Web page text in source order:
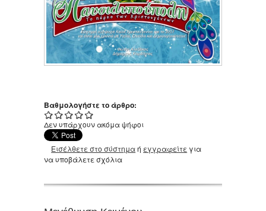
Βαθμολογήστε το άρθρο:
Δεν υπάρχουν ακόμα ψήφοι
Εισέλθετε στο σύστημαή εγγραφείτε για
να υποβάλετε σχόλια